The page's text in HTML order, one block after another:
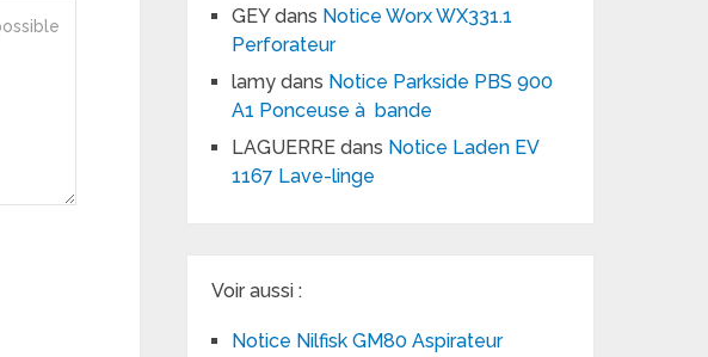
GEYdans Notice Worx WX331.1
Perforateur
lamy dans Notice Parkside PBS 900
A1 Ponceuse à bande
LAGUERRE dans Notice Laden EV
1167 Lave-linge
Voir aussi :
Notice Nilfisk GM80 Aspirateur